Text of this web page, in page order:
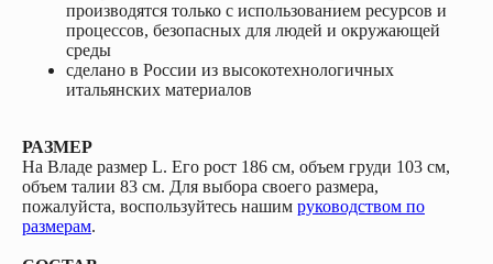
производятся только с использованием ресурсов и
процессов, безопасных для людей и окружающей
среды
сделано в России из высокотехнологичных
итальянских материалов
РАЗМЕР
На Владе размер L. Его рост 186 см, объем груди 103 см,
объем талии 83 см. Для выбора своего размера,
пожалуйста, воспользуйтесь нашим руководством по
размерам.